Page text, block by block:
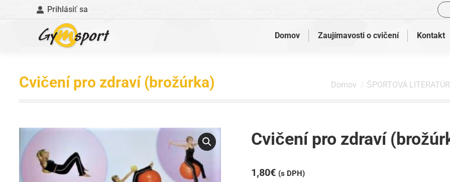
Prihlásiť sa
Domov Zaujímavosti o cvičení Kontakt
Cvičení pro zdraví (brožúrka) Nachádzate sa tu:
Domov ŠPORTOVÁ
Cvičení pro zdraví
1,80€ (s DPH)